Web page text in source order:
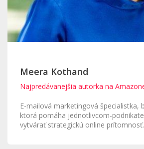
Meera Kothand
Najpredávanejšia autorka na
E-mailová marketingová špecialistka,
ktorá pomáha jednotlivcom-
vytvárať strategickú online prítomnosť.